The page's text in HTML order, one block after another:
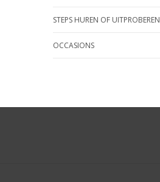
STEPS HUREN OF UITPROBEREN
OCCASIONS